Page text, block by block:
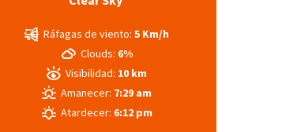
Ráfagas de viento: 5 Km/h
Clouds: 6%
Visibilidad: 10 km
Amanecer: 7:29 am
Atardecer: 6:12 pm